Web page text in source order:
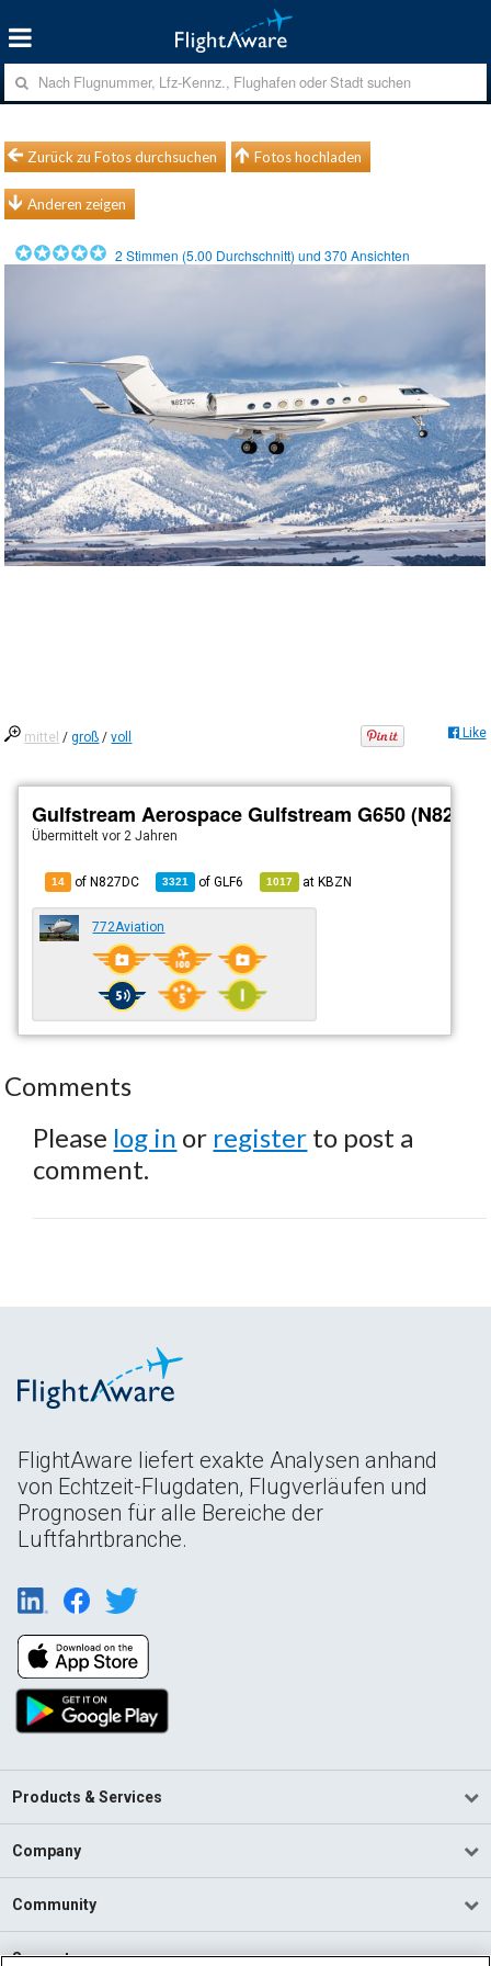
Zurück zu Fotos durchsuchen Fotos hochladen
Anderen zeigen
2 Stimmen (5.00 Durchschnitt) und370 Ansichten
mittel /groß /voll Like
Gulfstream Aerospace Gulfstream G650
Übermitteltvor 2 Jahren
14 of N827DC 3321 ofGLF6 1017 atKBZN
772Aviation
Comments
Please log in or register to post a
comment.
FlightAware liefert exakte Analysen anhand
von Echtzeit-Flugdaten, Flugverläufen und
Prognosen für alle Bereiche der
Luftfahrtbranche.
Products & Services
Company
Community
Support